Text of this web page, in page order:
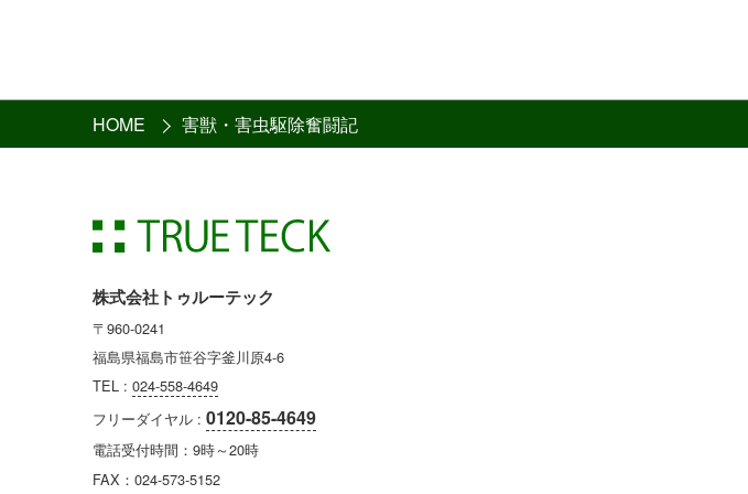
HOME 害獣・害虫駆除奮闘記
株式会社トゥルーテック
〒960-0241
福島県福島市笹谷字釜川原4-6
TEL : 024-558-4649
フリーダイヤル : 0120-85-4649
電話受付時間：9時～20時
FAX：024-573-5152